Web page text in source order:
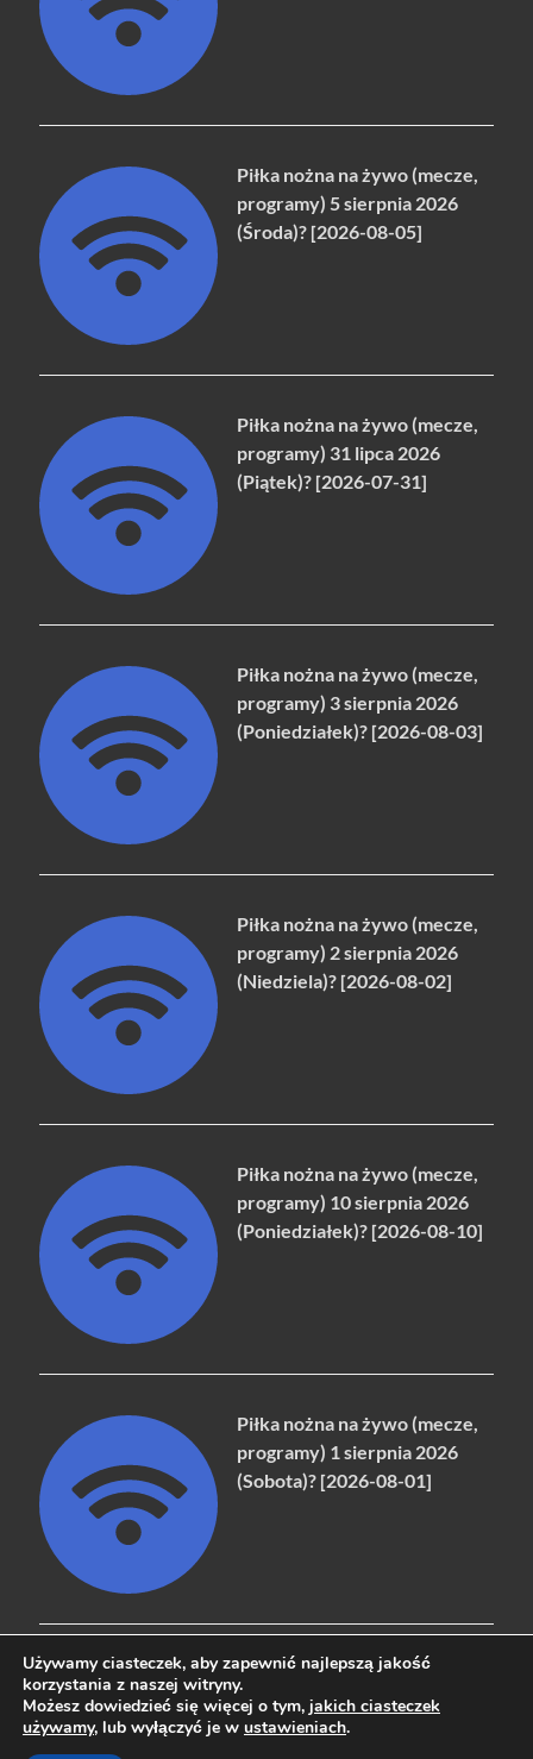
Piłka nożna na żywo (mecze,
programy) 5 sierpnia 2026
(Środa)? [2026-08-05]
Piłka nożna na żywo (mecze,
programy) 31 lipca 2026
(Piątek)? [2026-07-31]
Piłka nożna na żywo (mecze,
programy) 3 sierpnia 2026
(Poniedziałek)? [2026-08-03]
Piłka nożna na żywo (mecze,
programy) 2 sierpnia 2026
(Niedziela)? [2026-08-02]
Piłka nożna na żywo (mecze,
programy) 10 sierpnia 2026
(Poniedziałek)? [2026-08-10]
Piłka nożna na żywo (mecze,
programy) 1 sierpnia 2026
(Sobota)? [2026-08-01]
Copyright © 2026naziemna.info - Telewizja cyfrowa, Radio,
Używamy ciasteczek, aby zapewnić najlepszą jakość
korzystania z naszej witryny.
Możesz dowiedzieć się więcej o tym, jakich ciasteczek
używamy, lub wyłączyć je w ustawieniach.